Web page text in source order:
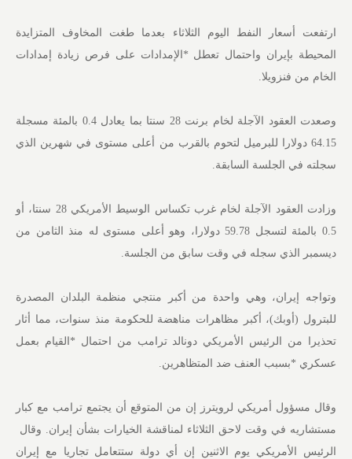
ارتفعت أسعار النفط اليوم ⁠الثلاثاء بعدما طغت المخاوف المتزايدة
المحيطة بإيران واحتمال تعطل *الإمدادات على فرص زيادة إمدادات
الخام من فنزويلا.
وصعدت العقود الآجلة لخام برنت 28 سنتا بما يعادل 0.4 بالمئة مسجلة
64.15 دولارا للبرميل لتحوم بالقرب من أعلى مستوى ⁠في شهرين الذي
سجلته في الجلسة السابقة.
وزادت العقود الآجلة لخام غرب تكساس الوسيط الأمريكي 28 سنتا، أو
0.5 بالمئة لتسجل 59.⁠78 دولارا، وهو أعلى مستوى له منذ الثامن من
ديسمبر الذي سجله في وقت سابق من الجلسة.
وتواجه إيران، وهي واحدة من أكبر ​منتجي منظمة البلدان المصدرة
للبترول (أوبك)، أكبر مظاهرات ​مناهضة للحكومة منذ ​سنوات، مما أثار
تحذيرا من الرئيس الأمريكي دونالد ترامب من احتمال *القيام بعمل
عسكري *بسبب العنف ⁠ضد المتظاهرين.
وقال مسؤول أمريكي لرويترز إن من المتوقع أن يجتمع ترامب مع كبار
مستشاريه في وقت لاحق الثلاثاء لمناقشة الخيارات بشأن إيران. وقال ​
الرئيس الأمريكي ​يوم الاثنين إن أي دولة ستتعامل تجاريا مع إيران